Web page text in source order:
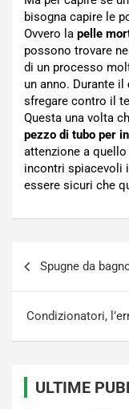
bisogna capire le
Ovvero la pelle
possono trovare
di un processo
un anno. Durante il
sfregare contro il
Questa una volta
pezzo di tubo per
attenzione a
incontri spiacevoli
essere sicuri che
articoli
Spugne da
Condizionatori,
ULTIME